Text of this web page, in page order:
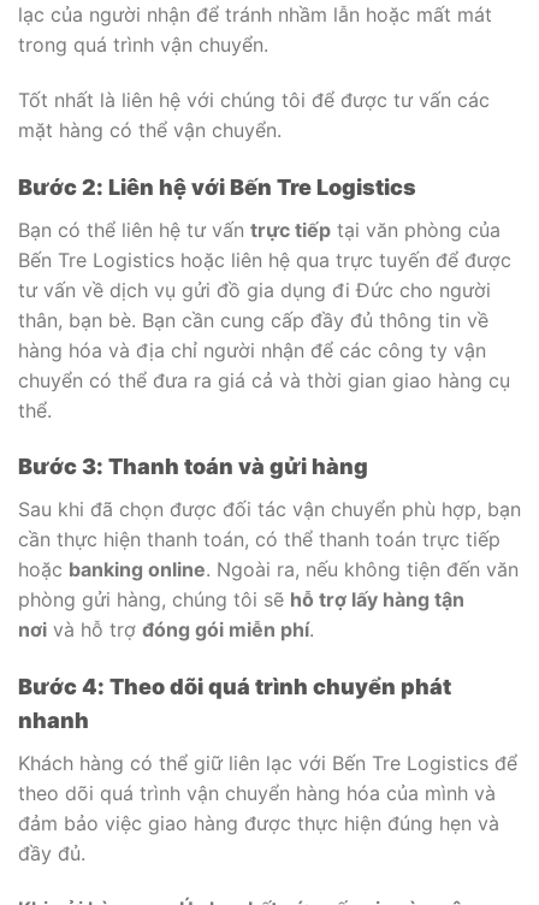
lạc của người nhận để tránh nhầm lẫn hoặc mất mát
trong quá trình vận chuyển.
Tốt nhất là liên hệ với chúng tôi để được tư vấn các
mặt hàng có thể vận chuyển.
Bước 2: Liên hệ với Bến Tre Logistics
Bạn có thể liên hệ tư vấn trực tiếp tại văn phòng của
Bến Tre Logistics hoặc liên hệ qua trực tuyến để được
tư vấn về dịch vụ gửi đồ gia dụng đi Đức cho người
thân, bạn bè. Bạn cần cung cấp đầy đủ thông tin về
hàng hóa và địa chỉ người nhận để các công ty vận
chuyển có thể đưa ra giá cả và thời gian giao hàng cụ
thể.
Bước 3: Thanh toán và gửi hàng
Sau khi đã chọn được đối tác vận chuyển phù hợp, bạn
cần thực hiện thanh toán, có thể thanh toán trực tiếp
hoặc banking online. Ngoài ra, nếu không tiện đến văn
phòng gửi hàng, chúng tôi sẽ hỗ trợ lấy hàng tận
nơi và hỗ trợ đóng gói miễn phí.
Bước 4: Theo dõi quá trình chuyển phát
nhanh
Khách hàng có thể giữ liên lạc với Bến Tre Logistics để
theo dõi quá trình vận chuyển hàng hóa của mình và
đảm bảo việc giao hàng được thực hiện đúng hẹn và
đầy đủ.